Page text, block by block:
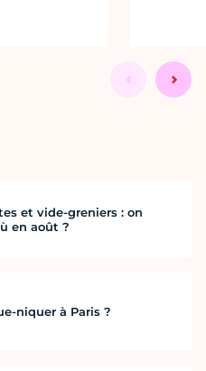
et vide-greniers : on
en août ?
niquer à Paris ?